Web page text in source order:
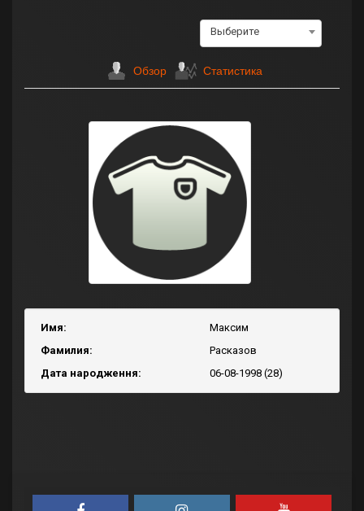
Выберите
Обзор Статистика
Имя:
Максим
Фамилия:
Расказов
Дата народження:
06-08-1998 (28)